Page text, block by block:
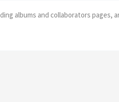
albums and collaborators pages,